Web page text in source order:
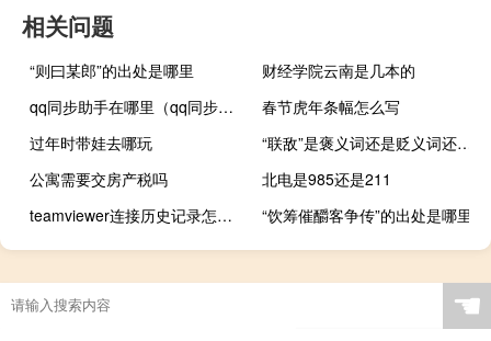
相关问题
“则曰某郎”的出处是哪里
财经学院云南是几本的
qq同步助手在哪里（qq同步助手）
春节虎年条幅怎么写
过年时带娃去哪玩
“联敌”是褒义词还是贬义词还是中性词？
公寓需要交房产税吗
北电是985还是211
teamviewer连接历史记录怎么命名（teamviewer无法建立连接原因未知）
“饮筹催釂客争传”的出处是哪里
☚